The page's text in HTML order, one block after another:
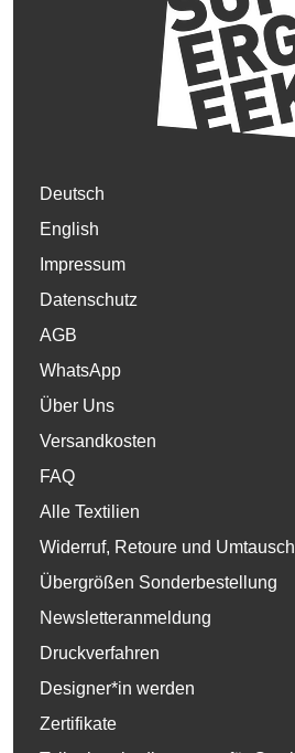
Deutsch
English
Impressum
Datenschutz
AGB
WhatsApp
Über Uns
Versandkosten
FAQ
Alle Textilien
Widerruf, Retoure und Umtausch
Übergrößen Sonderbestellung
Newsletteranmeldung
Druckverfahren
Designer*in werden
Zertifikate